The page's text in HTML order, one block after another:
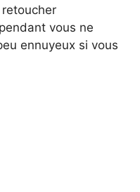
vous ne
ennuyeux si vous